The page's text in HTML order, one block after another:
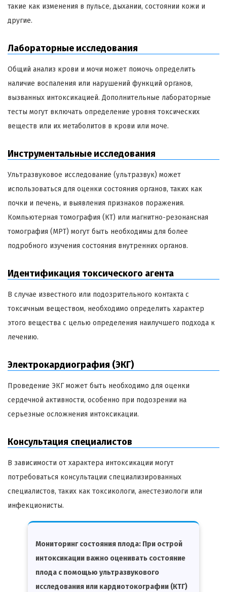
такие как изменения в пульсе, дыхании, состоянии кожи и
другие.
Лабораторные исследования
Общий анализ крови и мочи может помочь определить
наличие воспаления или нарушений функций органов,
вызванных интоксикацией. Дополнительные лабораторные
тесты могут включать определение уровня токсических
веществ или их метаболитов в крови или моче.
Инструментальные исследования
Ультразвуковое исследование (ультразвук) может
использоваться для оценки состояния органов, таких как
почки и печень, и выявления признаков поражения.
Компьютерная томография (КТ) или магнитно-резонансная
томография (МРТ) могут быть необходимы для более
подробного изучения состояния внутренних органов.
Идентификация токсического агента
В случае известного или подозрительного контакта с
токсичным веществом, необходимо определить характер
этого вещества с целью определения наилучшего подхода к
лечению.
Электрокардиография (ЭКГ)
Проведение ЭКГ может быть необходимо для оценки
сердечной активности, особенно при подозрении на
серьезные осложнения интоксикации.
Консультация специалистов
В зависимости от характера интоксикации могут
потребоваться консультации специализированных
специалистов, таких как токсикологи, анестезиологи или
инфекционисты.
Мониторинг состояния плода: При острой
интоксикации важно оценивать состояние
плода с помощью ультразвукового
исследования или кардиотокографии (КТГ)